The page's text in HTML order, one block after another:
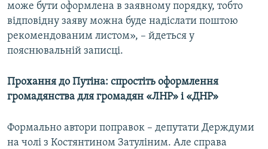
може бути оформлена в заявному порядку, тобто
відповідну заяву можна буде надіслати поштою
рекомендованим листом», – йдеться у
пояснювальній записці.
Прохання до Путіна: спростіть оформлення
громадянства для громадян «ЛНР» і «ДНР»
Формально автори поправок – депутати Держдуми
на чолі з Костянтином Затуліним. Але справа